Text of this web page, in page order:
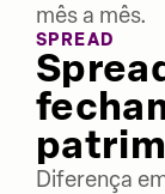
mês a mês.
SPREAD
Diferença